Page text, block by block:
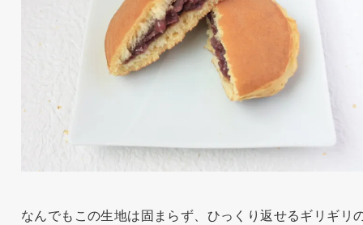
なんでもこの生地は固まらず、ひっくり返せるギリギリ